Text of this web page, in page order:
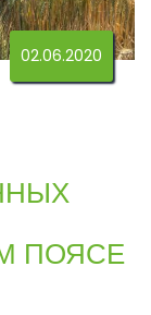
02.06.2020
ПОЯСЕ